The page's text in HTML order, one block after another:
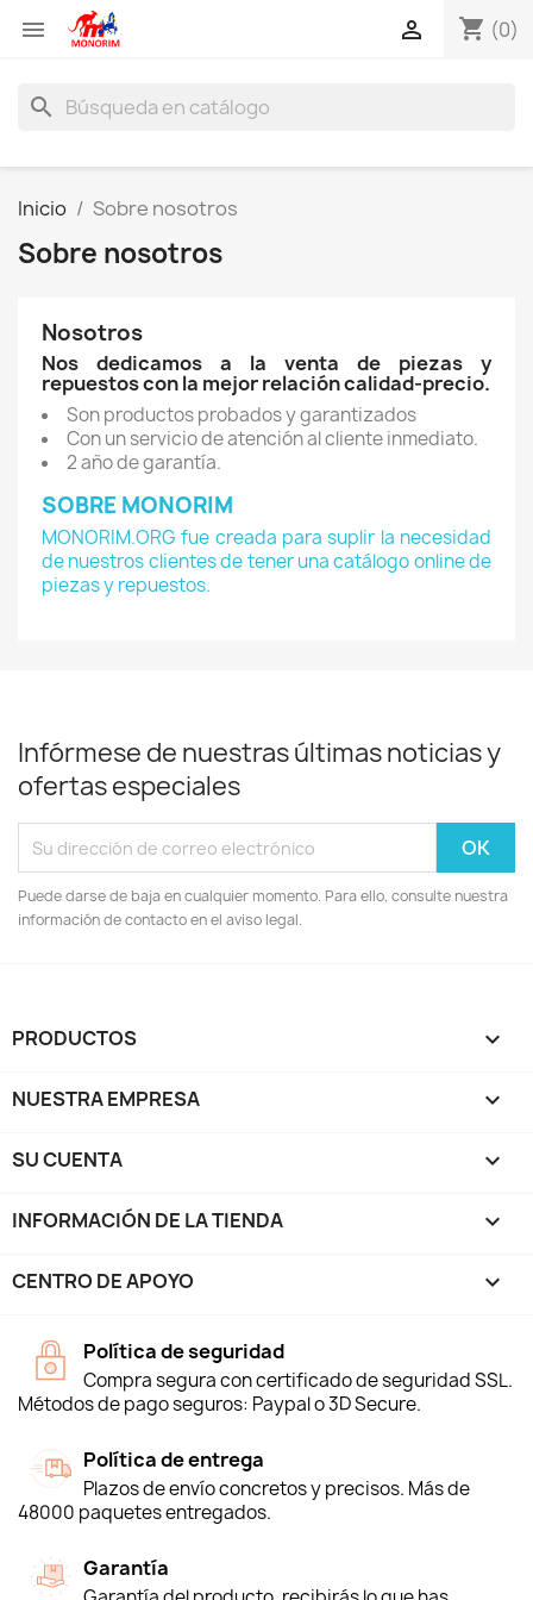
 shopping_cart (0)

search
Inicio Sobre nosotros
Sobre nosotros
Nosotros
Nos dedicamos a la venta de piezas y
repuestos con la mejor relación calidad-precio.
Son productos probados y garantizados
Con un servicio de atención al cliente inmediato.
2 año de garantía.
SOBRE MONORIM
MONORIM.ORG fue creada para suplir la necesidad
de nuestros clientes de tener una catálogo online de
piezas y repuestos.
Infórmese de nuestras últimas noticias y
ofertas especiales
Puede darse de baja en cualquier momento. Para ello, consulte nuestra
información de contacto en el aviso legal.
PRODUCTOS 
NUESTRA EMPRESA 
SU CUENTA 
INFORMACIÓN DE LA TIENDA keyboard_arrow_down
CENTRO DE APOYO 
Política de seguridad
Compra segura con certificado de seguridad SSL.
Métodos de pago seguros: Paypal o 3D Secure.
Política de entrega
Plazos de envío concretos y precisos. Más de
48000 paquetes entregados.
Garantía